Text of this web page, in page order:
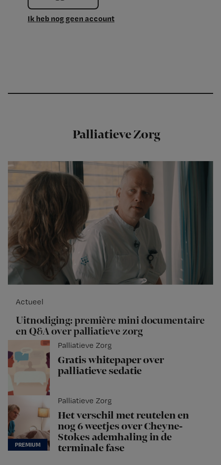
Ik heb nog geen account
Palliatieve Zorg
Actueel
Uitnodiging: première mini documentaire
en Q&A over palliatieve zorg
Palliatieve Zorg
Gratis whitepaper over
palliatieve sedatie
Palliatieve Zorg
Het verschil met reutelen en
nog 6 weetjes over Cheyne-
Stokes ademhaling in de
terminale fase